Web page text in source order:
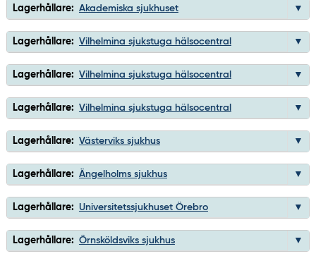
Lagerhållare: Akademiska sjukhuset
Lagerhållare: Vilhelmina sjukstuga hälsocentral
Lagerhållare: Vilhelmina sjukstuga hälsocentral
Lagerhållare: Vilhelmina sjukstuga hälsocentral
Lagerhållare: Västerviks sjukhus
Lagerhållare: Ängelholms sjukhus
Lagerhållare: Universitetssjukhuset Örebro
Lagerhållare: Örnsköldsviks sjukhus